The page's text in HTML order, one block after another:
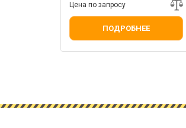
Цена по запросу
ПОДРОБНЕЕ